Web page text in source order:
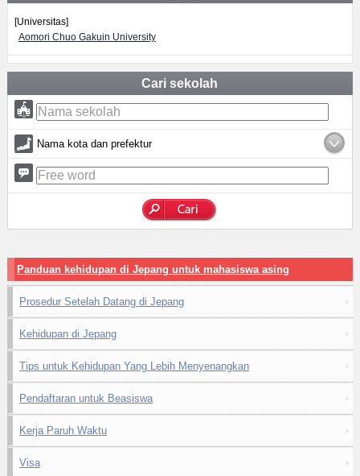
[Universitas]
Aomori Chuo Gakuin University
Cari sekolah
Nama kota dan prefektur
Panduan kehidupan di Jepang untuk mahasiswa asing
Prosedur Setelah Datang di Jepang
Kehidupan di Jepang
Tips untuk Kehidupan Yang Lebih Menyenangkan
Pendaftaran untuk Beasiswa
Kerja Paruh Waktu
Visa